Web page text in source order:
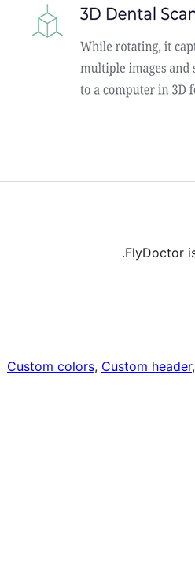
FlyDoctor
Custom colors, Custom header,